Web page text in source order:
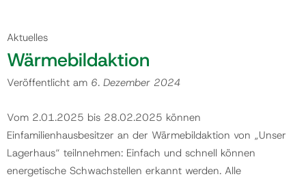
Aktuelles
Wärmebildaktion
Veröffentlicht am 6. Dezember 2024
Vom 2.01.2025 bis 28.02.2025 können
Einfamilienhausbesitzer an der Wärmebildaktion von „Unser
Lagerhaus“ teilnnehmen: Einfach und schnell können
energetische Schwachstellen erkannt werden. Alle